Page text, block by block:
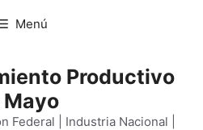
Menú
Productivo
Federal | Industria Nacional |